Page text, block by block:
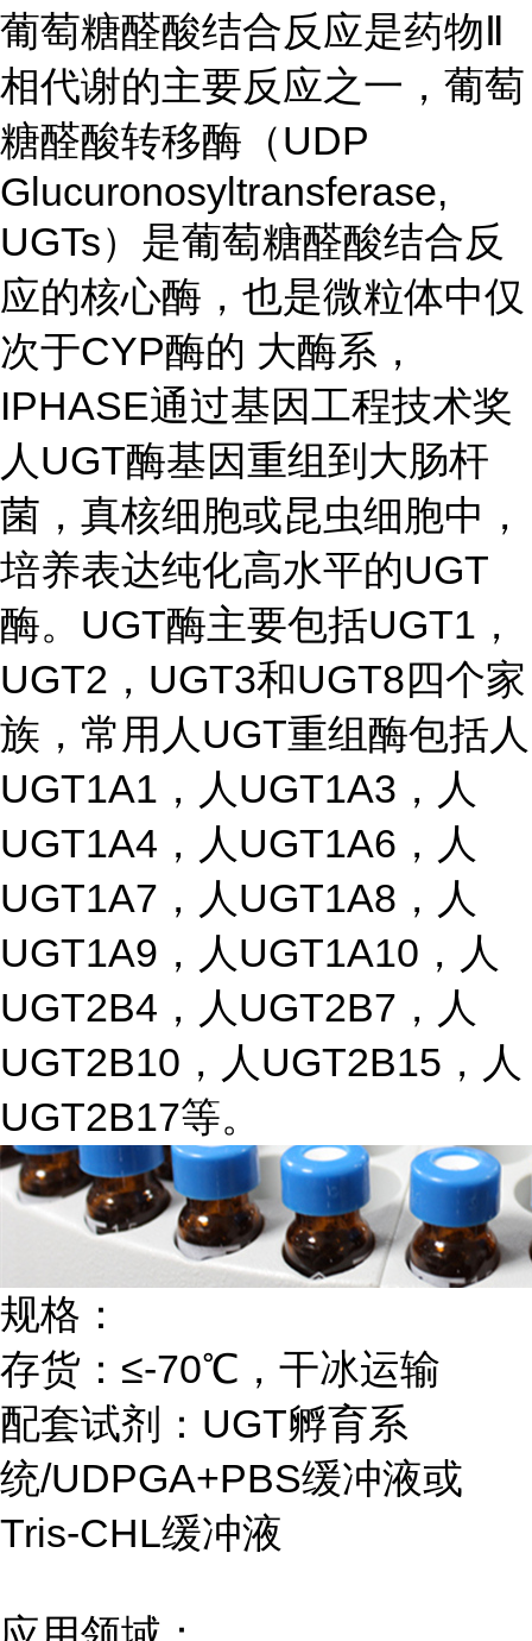
葡萄糖醛酸结合反应是药物Ⅱ
相代谢的主要反应之一，葡萄
糖醛酸转移酶（UDP
Glucuronosyltransferase,
UGTs）是葡萄糖醛酸结合反
应的核心酶，也是微粒体中仅
次于CYP酶的 大酶系，
IPHASE通过基因工程技术奖
人UGT酶基因重组到大肠杆
菌，真核细胞或昆虫细胞中，
培养表达纯化高水平的UGT
酶。UGT酶主要包括UGT1，
UGT2，UGT3和UGT8四个家
族，常用人UGT重组酶包括人
UGT1A1，人UGT1A3，人
UGT1A4，人UGT1A6，人
UGT1A7，人UGT1A8，人
UGT1A9，人UGT1A10，人
UGT2B4，人UGT2B7，人
UGT2B10，人UGT2B15，人
UGT2B17等。
规格：
存货：≤-70℃，干冰运输
配套试剂：UGT孵育系
统/UDPGA+PBS缓冲液或
Tris-CHL缓冲液